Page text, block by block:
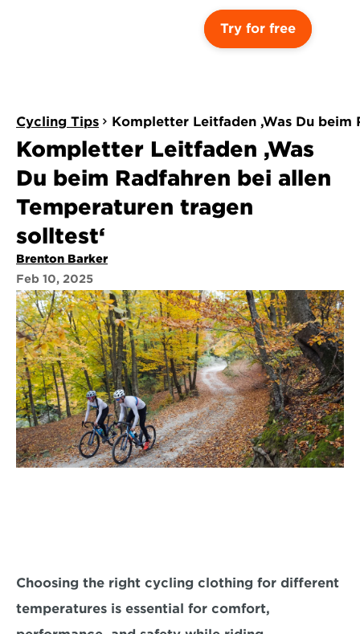
Try for free
Cycling Tips Kompletter Leitfaden ‚Was Du
Kompletter Leitfaden ‚Was
Du beim Radfahren bei allen
Temperaturen tragen
solltest‘
Brenton Barker
Feb 10, 2025
Choosing the right cycling clothing for different
temperatures is essential for comfort,